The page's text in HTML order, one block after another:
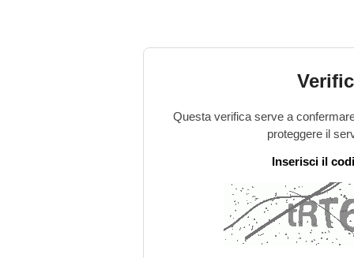
Questa verifica serve a
proteggere il
Inserisci il